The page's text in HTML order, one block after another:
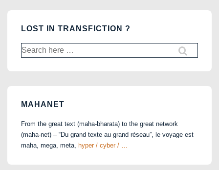
LOST IN TRANSFICTION ?
Search
for:
MAHANET
From the great text (maha-bharata) to the great network
(maha-net) – “Du grand texte au grand réseau”, le voyage est
maha, mega, meta, hyper / cyber / …